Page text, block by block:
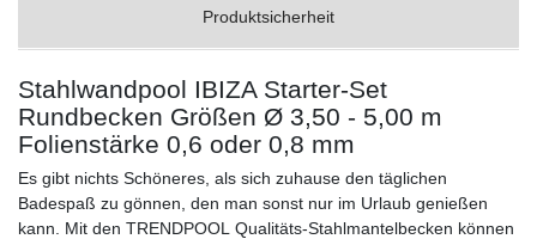
Produktsicherheit
Stahlwandpool IBIZA Starter-Set
Rundbecken Größen Ø 3,50 - 5,00 m
Folienstärke 0,6 oder 0,8 mm
Es gibt nichts Schöneres, als sich zuhause den täglichen
Badespaß zu gönnen, den man sonst nur im Urlaub genießen
kann. Mit den TRENDPOOL Qualitäts-Stahlmantelbecken können